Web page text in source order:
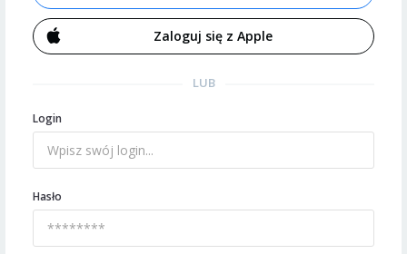
Zaloguj się z Apple
LUB
Login
Hasło